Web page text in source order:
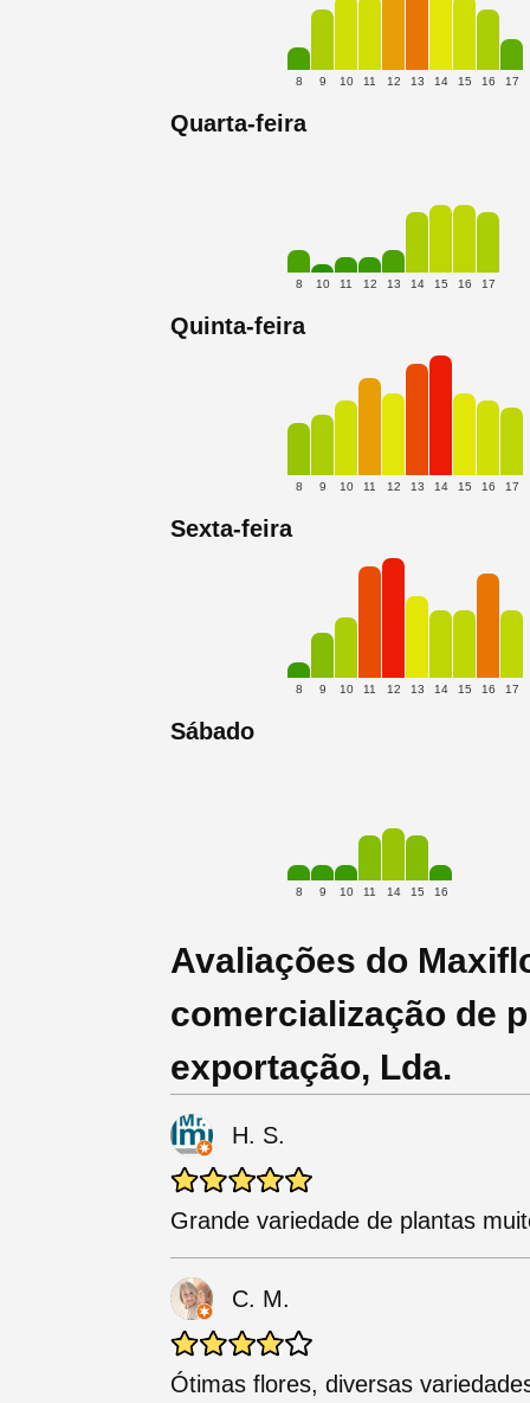
8 9 10 11 12 13 14 15 16 17
Quarta-feira
8 10 11 12 13 14 15 16 17
Quinta-feira
8 9 10 11 12 13 14 15 16 17
Sexta-feira
8 9 10 11 12 13 14 15 16 17
Sábado
8 9 10 11 14 15 16
Avaliações do
comercialização de
exportação, Lda.
H. S.
Grande variedade de plantas
C. M.
Ótimas flores, diversas